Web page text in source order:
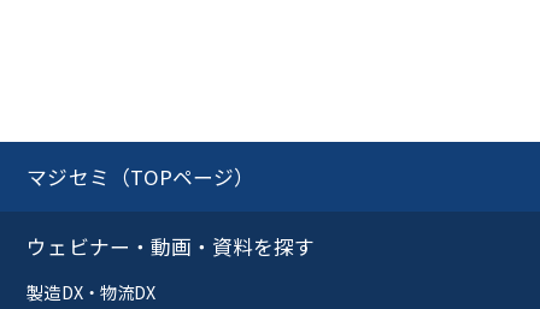
マジセミ（TOPページ）
ウェビナー・動画・資料を探す
製造DX・物流DX